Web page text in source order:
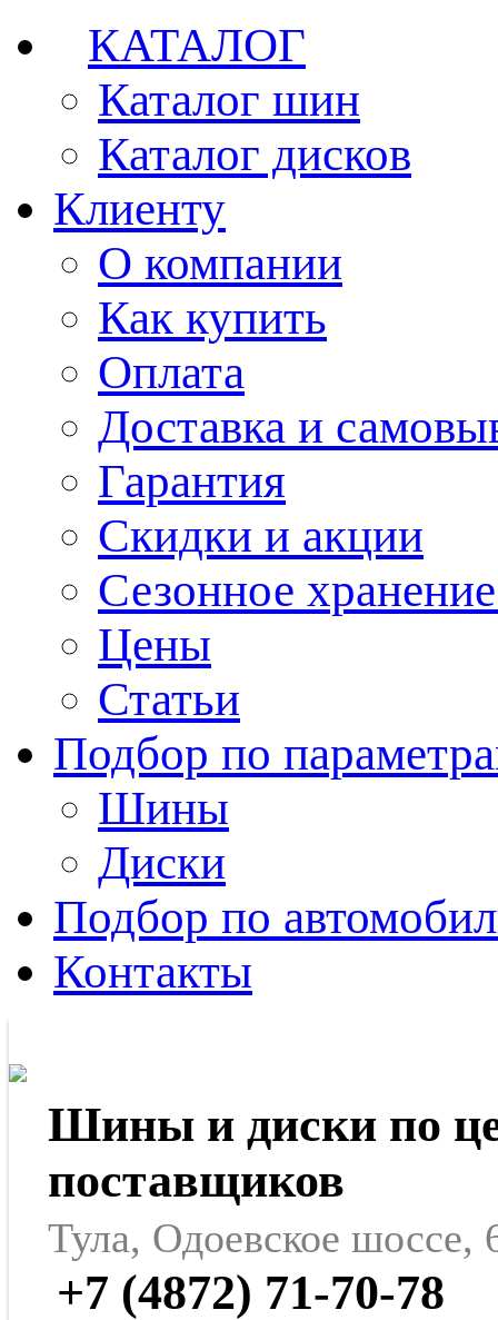
КАТАЛОГ
Каталог шин
Каталог дисков
Клиенту
О компании
Как купить
Оплата
Доставка и
Гарантия
Скидки и акции
Сезонное
Цены
Статьи
Подбор по
Шины
Диски
Подбор по
Контакты
Шины и диски по
поставщиков
Тула, Одоевское шоссе,
+7 (4872) 71-70-78